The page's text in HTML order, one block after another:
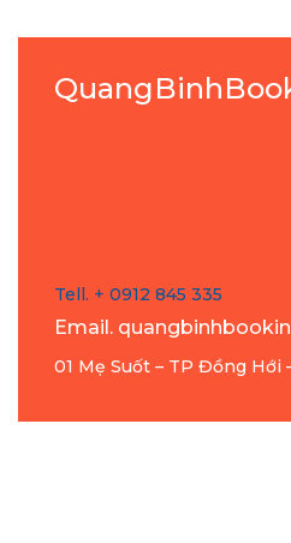
Tell. + 0912 845 335
Email.
01 Mẹ Suốt – TP Đồng Hới